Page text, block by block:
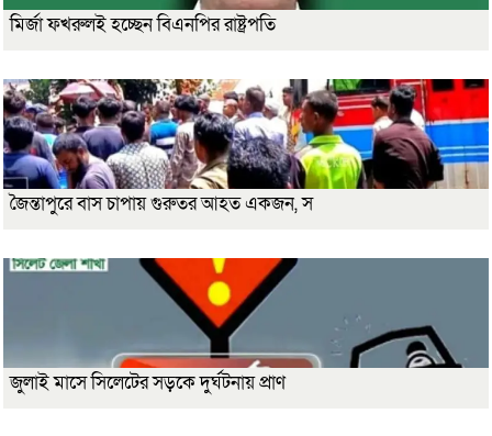
মির্জা ফখরুলই হচ্ছেন বিএনপির রাষ্ট্রপতি
জৈন্তাপুরে বাস চাপায় গুরুতর আহত একজন, স
জুলাই মাসে সিলেটের সড়কে দুর্ঘটনায় প্রাণ